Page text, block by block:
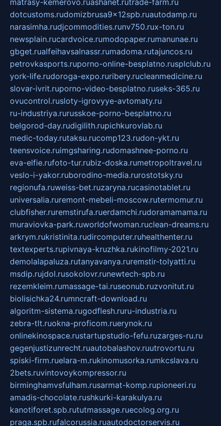
matrasy-kemerovo.ruashanet.rutrade-farm.ru
dotcustoms.rudomizbrusa9x12spb.ruautodamp.ru
narasimha.rudjcommodities.runv750.rux-ton.ru
newsplain.rucardvoice.rumodopaper.rumanunae.ru
gbget.rualfeihavsalnassr.rumadoma.rutajuncos.ru
petrovkasports.ruporno-online-besplatno.rusplclub.ru
york-life.rudoroga-expo.ruribery.rucleanmedicine.ru
slovar-ivrit.ruporno-video-besplatno.ruseks-365.ru
ovucontrol.rusloty-igrovyye-avtomaty.ru
ru-industriya.rurusskoe-porno-besplatno.ru
belgorod-day.rudigilith.rupichkurovlab.ru
medic-today.rutaksu.rucomp123.rudon-ykt.ru
teensvoice.ruimgsharing.rudomashnee-porno.ru
eva-elfie.rufoto-tur.rubiz-doska.rumetropoltravel.ru
veslo-i-yakor.ruborodino-media.rurostotsky.ru
regionufa.ruweiss-bet.ruzaryna.rucasinotablet.ru
universalia.ruremont-mebeli-moscow.rutermomur.ru
clubfisher.ruremstirufa.ruerdamchi.rudoramamama.ru
muraviovka-park.ruworldofwoman.ruclean-dreams.ru
arkrym.rukristinita.rudircomputer.ruhealthenter.ru
textexperts.rupivnaya-kruzhka.rukinofilmy-2021.ru
demolalapaluza.rutanyavanya.ruremstir-tolyatti.ru
msdip.rujdol.rusokolovr.runewtech-spb.ru
rezemkleim.rumassage-tai.ruseonub.ruzvonitut.ru
biolisichka24.rumncraft-download.ru
algoritm-sistema.rugodflesh.ruru-industria.ru
zebra-tlt.ruokna-proficom.ruerynok.ru
onlinekinospace.rustartupstudio-fefu.ruzarges-ru.ru
gegenjustizunrecht.ruautobalashov.ruutrovortu.ru
spiski-firm.ruelara-m.rukinomusorka.rumkcslava.ru
2bets.ruvintovoykompressor.ru
birminghamvsfulham.rusarmat-komp.rupioneeri.ru
amadis-chocolate.rushkurki-karakulya.ru
kanotiforet.spb.rututmassage.ruecolog.org.ru
praga.spb.rufalcorussia.ruautodoctorservis.ru